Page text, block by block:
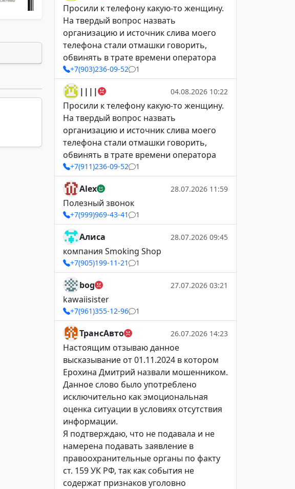
Просили к телефону какую-то женщину.
На твердый вопрос назвать
организацию и источник слива моего
телефона стали отмашки говорить,
обвинять в трате времени оператора
+7(903)236-09-52 1
|||| 04.08.2026 10:22
Просили к телефону какую-то женщину.
На твердый вопрос назвать
организацию и источник слива моего
телефона стали отмашки говорить,
обвинять в трате времени оператора
+7(911)236-09-52 1
Alex 28.07.2026 11:59
Полезный звонок
+7(999)969-43-41 1
Алиса 28.07.2026 09:45
компания Smoking Shop
+7(905)199-11-21 1
bog 27.07.2026 03:21
kawaiisister
+7(961)355-12-96 1
ТрансАвто 26.07.2026 14:23
Настоящим отзываю данное
высказывание от 01.11.2024 в котором
Ерохина Дмитрий назвали мошенником.
Данное слово было употреблено
исключительно как эмоциональная
оценка ситуации в условиях отсутствия
информации.
Я подтверждаю, что не подавала и не
намерена подавать заявление в
правоохранительные органы по факту
ст. 159 УК РФ, так как события не
содержат признаков уголовно